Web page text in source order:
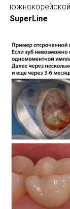
южнокорейской
SuperLine